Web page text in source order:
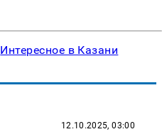
Интересное в Казани
12.10.2025, 03:00